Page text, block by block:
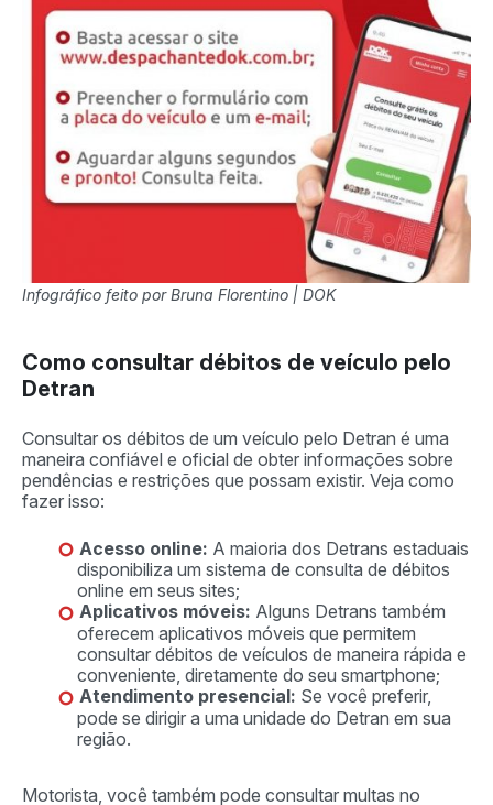
Infográfico feito por Bruna Florentino | DOK
Como consultar débitos de veículo pelo
Detran
Consultar os débitos de um veículo pelo Detran é uma
maneira confiável e oficial de obter informações sobre
pendências e restrições que possam existir. Veja como
fazer isso:
Acesso online: A maioria dos Detrans estaduais
disponibiliza um sistema de consulta de débitos
online em seus sites;
Aplicativos móveis: Alguns Detrans também
oferecem aplicativos móveis que permitem
consultar débitos de veículos de maneira rápida e
conveniente, diretamente do seu smartphone;
Atendimento presencial: Se você preferir,
pode se dirigir a uma unidade do Detran em sua
região.
Motorista, você também pode consultar multas no